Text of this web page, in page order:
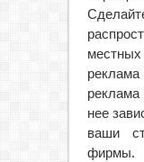
нее
ваши
фирмы.